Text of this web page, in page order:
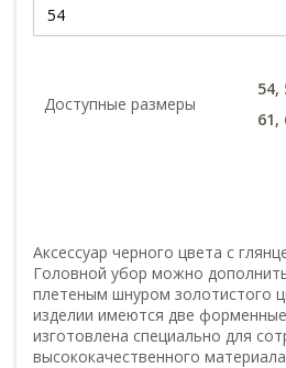
Доступные размеры
54,
61,
Аксессуар черного цвета с
Головной убор можно
плетеным шнуром золотистого
изделии имеются две
изготовлена специально для
высококачественного